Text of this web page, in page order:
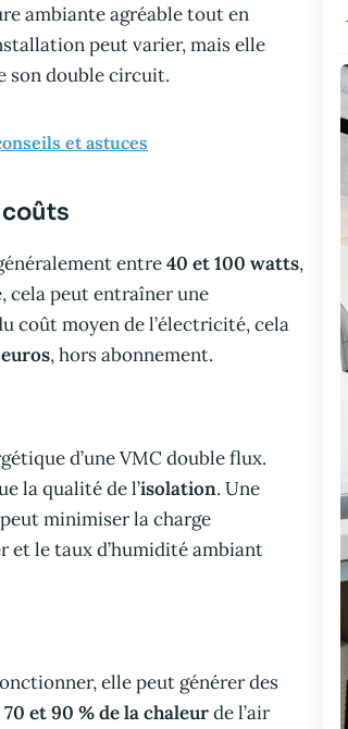
ambiante agréable tout en
peut varier, mais elle
son double circuit.
et astuces
entre40 et 100 watts,
cela peut entraîner une
coût moyen de l’électricité, cela
, hors abonnement.
d’une VMC double flux.
la qualité de l’isolation. Une
minimiser la charge
et le taux d’humidité ambiant
elle peut générer des
70 et 90 % de la chaleurde l’air